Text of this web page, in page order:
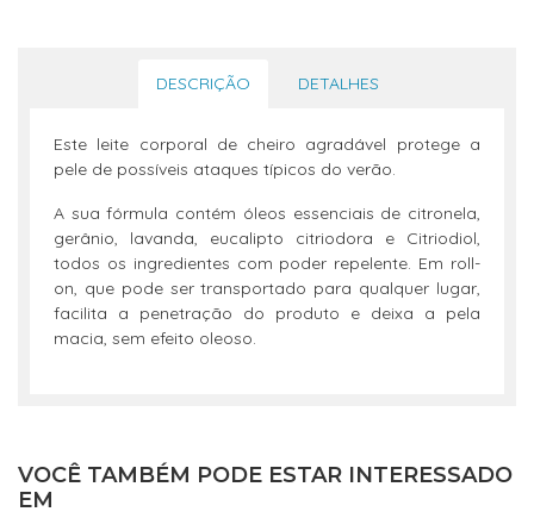
DESCRIÇÃO DETALHES
Este leite corporal de cheiro agradável protege a
pele de possíveis ataques típicos do verão.
A sua fórmula contém óleos essenciais de citronela,
gerânio, lavanda, eucalipto citriodora e Citriodiol,
todos os ingredientes com poder repelente. Em roll-
on, que pode ser transportado para qualquer lugar,
facilita a penetração do produto e deixa a pela
macia, sem efeito oleoso.
VOCÊ TAMBÉM PODE ESTAR INTERESSADO
EM